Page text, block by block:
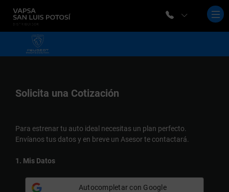
Solicita una Cotización
Para estrenar tu auto ideal necesitas un plan perfecto.
Envíanos tus datos y en breve un Asesor te contactará.
1. Mis Datos
Autocompletar con Google